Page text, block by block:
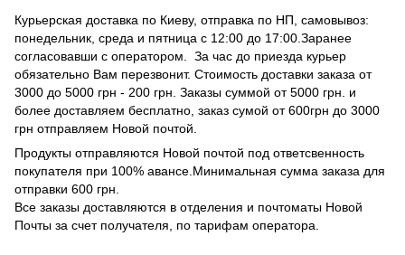
Курьерская доставка по Киеву, отправка по НП, самовывоз:
понедельник, среда и пятница с 12:00 до 17:00.Заранее
согласовавши с оператором. За час до приезда курьер
обязательно Вам перезвонит. Стоимость доставки заказа от
3000 до 5000 грн - 200 грн. Заказы суммой от 5000 грн. и
более доставляем бесплатно, заказ сумой от 600грн до 3000
грн отправляем Новой почтой.
Продукты отправляются Новой почтой под ответсвенность
покупателя при 100% авансе.Минимальная сумма заказа для
отправки 600 грн.
Все заказы доставляются в отделения и почтоматы Новой
Почты за счет получателя, по тарифам оператора.